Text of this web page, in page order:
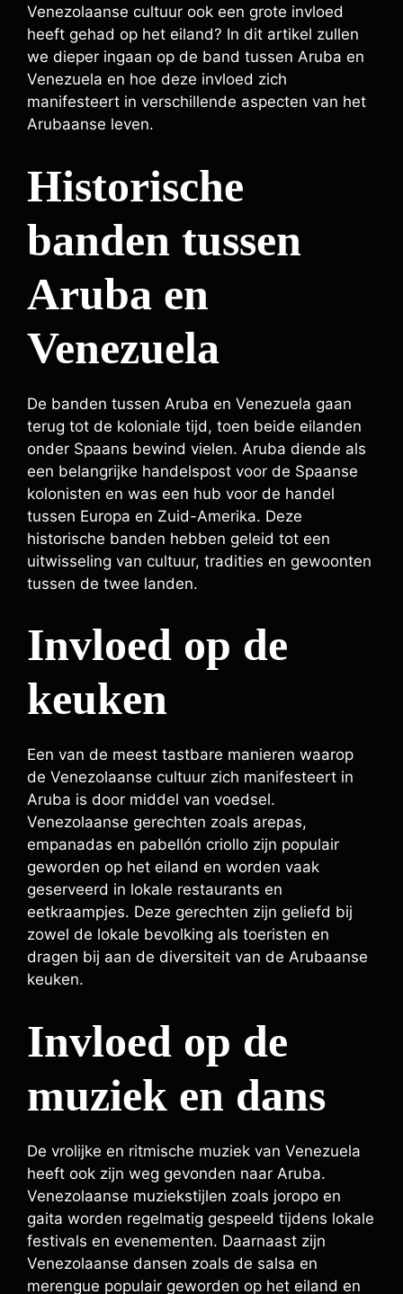
Venezolaanse cultuur ook een grote invloed
heeft gehad op het eiland? In dit artikel zullen
we dieper ingaan op de band tussen Aruba en
Venezuela en hoe deze invloed zich
manifesteert in verschillende aspecten van het
Arubaanse leven.
Historische
banden tussen
Aruba en
Venezuela
De banden tussen Aruba en Venezuela gaan
terug tot de koloniale tijd, toen beide eilanden
onder Spaans bewind vielen. Aruba diende als
een belangrijke handelspost voor de Spaanse
kolonisten en was een hub voor de handel
tussen Europa en Zuid-Amerika. Deze
historische banden hebben geleid tot een
uitwisseling van cultuur, tradities en gewoonten
tussen de twee landen.
Invloed op de
keuken
Een van de meest tastbare manieren waarop
de Venezolaanse cultuur zich manifesteert in
Aruba is door middel van voedsel.
Venezolaanse gerechten zoals arepas,
empanadas en pabellón criollo zijn populair
geworden op het eiland en worden vaak
geserveerd in lokale restaurants en
eetkraampjes. Deze gerechten zijn geliefd bij
zowel de lokale bevolking als toeristen en
dragen bij aan de diversiteit van de Arubaanse
keuken.
Invloed op de
muziek en dans
De vrolijke en ritmische muziek van Venezuela
heeft ook zijn weg gevonden naar Aruba.
Venezolaanse muziekstijlen zoals joropo en
gaita worden regelmatig gespeeld tijdens lokale
festivals en evenementen. Daarnaast zijn
Venezolaanse dansen zoals de salsa en
merengue populair geworden op het eiland en